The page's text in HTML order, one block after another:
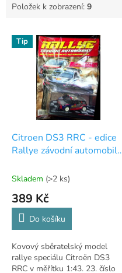
Položek k zobrazení: 9
V Tip
Citroen DS3 RRC - edice
Rallye závodní automobily
Skladem (>2 ks)
389 Kč
Do košíku
Kovový sběratelský model
rallye speciálu Citroën DS3
RRC v měřítku 1:43. 23. číslo